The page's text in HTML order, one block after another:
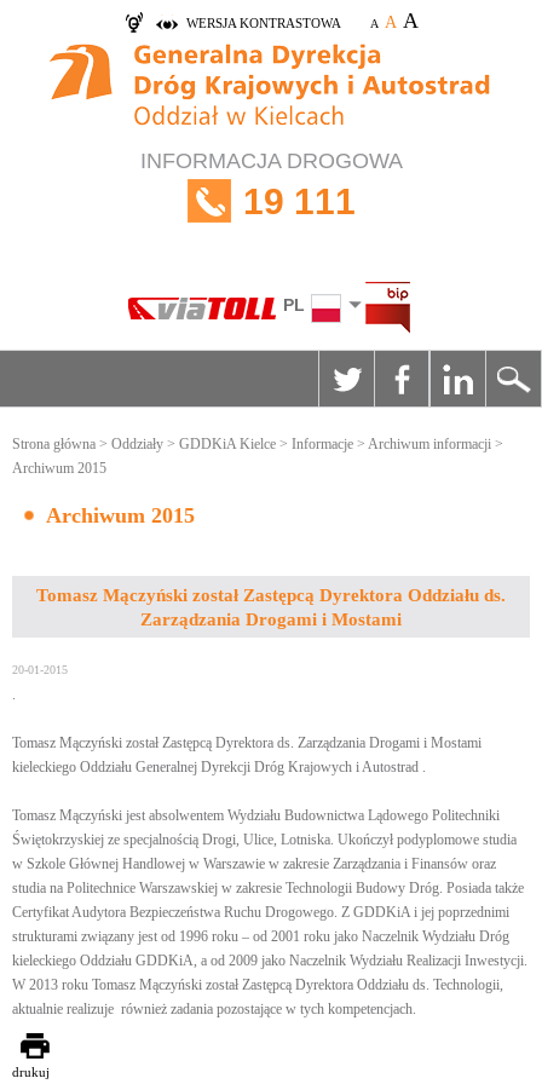
WERSJA KONTRASTOWA A A A
INFORMACJA DROGOWA
19 111
PL
Strona główna > Oddziały > GDDKiA Kielce > Informacje > Archiwum informacji >
Archiwum 2015
Archiwum 2015
Tomasz Mączyński został Zastępcą Dyrektora Oddziału ds.
Zarządzania Drogami i Mostami
20-01-2015
.
Tomasz Mączyński został Zastępcą Dyrektora ds. Zarządzania Drogami i Mostami
kieleckiego Oddziału Generalnej Dyrekcji Dróg Krajowych i Autostrad .
Tomasz Mączyński jest absolwentem Wydziału Budownictwa Lądowego Politechniki
Świętokrzyskiej ze specjalnością Drogi, Ulice, Lotniska. Ukończył podyplomowe studia
w Szkole Głównej Handlowej w Warszawie w zakresie Zarządzania i Finansów oraz
studia na Politechnice Warszawskiej w zakresie Technologii Budowy Dróg. Posiada także
Certyfikat Audytora Bezpieczeństwa Ruchu Drogowego. Z GDDKiA i jej poprzednimi
strukturami związany jest od 1996 roku – od 2001 roku jako Naczelnik Wydziału Dróg
kieleckiego Oddziału GDDKiA, a od 2009 jako Naczelnik Wydziału Realizacji Inwestycji.
W 2013 roku Tomasz Mączyński został Zastępcą Dyrektora Oddziału ds. Technologii,
aktualnie realizuje również zadania pozostające w tych kompetencjach.
drukuj